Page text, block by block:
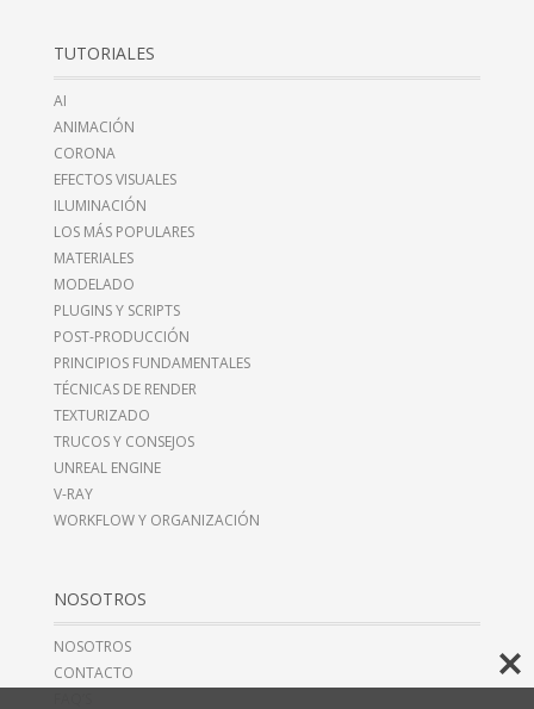
TUTORIALES
AI
ANIMACIÓN
CORONA
EFECTOS VISUALES
ILUMINACIÓN
LOS MÁS POPULARES
MATERIALES
MODELADO
PLUGINS Y SCRIPTS
POST-PRODUCCIÓN
PRINCIPIOS FUNDAMENTALES
TÉCNICAS DE RENDER
TEXTURIZADO
TRUCOS Y CONSEJOS
UNREAL ENGINE
V-RAY
WORKFLOW Y ORGANIZACIÓN
NOSOTROS
NOSOTROS
CONTACTO